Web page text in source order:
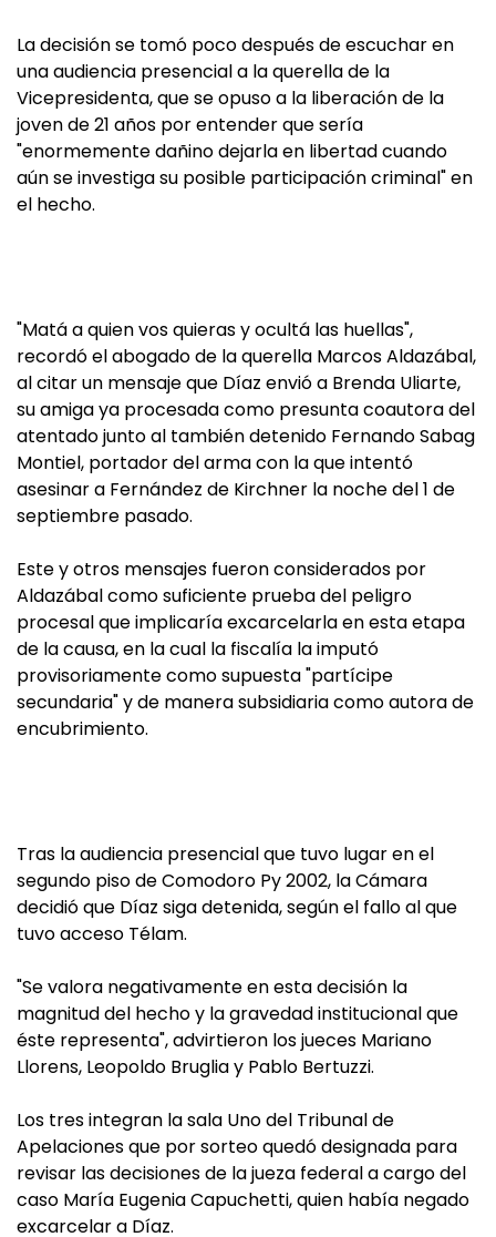
La decisión se tomó poco después de escuchar en
una audiencia presencial a la querella de la
Vicepresidenta, que se opuso a la liberación de la
joven de 21 años por entender que sería
"enormemente dañino dejarla en libertad cuando
aún se investiga su posible participación criminal" en
el hecho.
"Matá a quien vos quieras y ocultá las huellas",
recordó el abogado de la querella Marcos Aldazábal,
al citar un mensaje que Díaz envió a Brenda Uliarte,
su amiga ya procesada como presunta coautora del
atentado junto al también detenido Fernando Sabag
Montiel, portador del arma con la que intentó
asesinar a Fernández de Kirchner la noche del 1 de
septiembre pasado.
Este y otros mensajes fueron considerados por
Aldazábal como suficiente prueba del peligro
procesal que implicaría excarcelarla en esta etapa
de la causa, en la cual la fiscalía la imputó
provisoriamente como supuesta "partícipe
secundaria" y de manera subsidiaria como autora de
encubrimiento.
Tras la audiencia presencial que tuvo lugar en el
segundo piso de Comodoro Py 2002, la Cámara
decidió que Díaz siga detenida, según el fallo al que
tuvo acceso Télam.
"Se valora negativamente en esta decisión la
magnitud del hecho y la gravedad institucional que
éste representa", advirtieron los jueces Mariano
Llorens, Leopoldo Bruglia y Pablo Bertuzzi.
Los tres integran la sala Uno del Tribunal de
Apelaciones que por sorteo quedó designada para
revisar las decisiones de la jueza federal a cargo del
caso María Eugenia Capuchetti, quien había negado
excarcelar a Díaz.